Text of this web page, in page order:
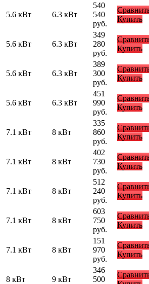
5.6 кВт 6.3 кВт
540
540
руб.
Купить
5.6 кВт 6.3 кВт
349
280
руб.
Купить
5.6 кВт 6.3 кВт
389
300
руб.
Купить
5.6 кВт 6.3 кВт
451
990
руб.
Купить
7.1 кВт 8 кВт
335
860
руб.
Купить
7.1 кВт 8 кВт
402
730
руб.
Купить
7.1 кВт 8 кВт
512
240
руб.
Купить
7.1 кВт 8 кВт
603
750
руб.
Купить
7.1 кВт 8 кВт
151
970
руб.
Купить
8 кВт 9 кВт
346
500